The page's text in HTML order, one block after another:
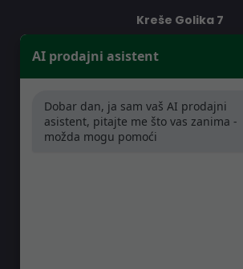
Kreše Golika 7
RADNO VRIJEME
Pon-Čet: 08:30 - 16:30h
AI prodajni asistent
Dobar dan, ja sam vaš AI prodajni
asistent, pitajte me što vas zanima -
možda mogu pomoći